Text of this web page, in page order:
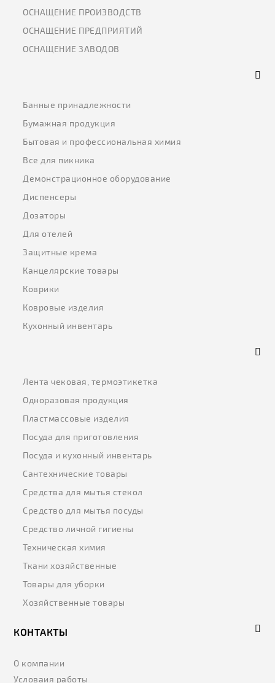
ОСНАЩЕНИЕ ПРОИЗВОДСТВ
ОСНАЩЕНИЕ ПРЕДПРИЯТИЙ
ОСНАЩЕНИЕ ЗАВОДОВ
Банные принадлежности
Бумажная продукция
Бытовая и профессиональная химия
Все для пикника
Демонстрационное оборудование
Диспенсеры
Дозаторы
Для отелей
Защитные крема
Канцелярские товары
Коврики
Ковровые изделия
Кухонный инвентарь
Лента чековая, термоэтикетка
Одноразовая продукция
Пластмассовые изделия
Посуда для приготовления
Посуда и кухонный инвентарь
Сантехнические товары
Средства для мытья стекол
Средство для мытья посуды
Средство личной гигиены
Техническая химия
Ткани хозяйственные
Товары для уборки
Хозяйственные товары
КОНТАКТЫ
О компании
Условаия работы